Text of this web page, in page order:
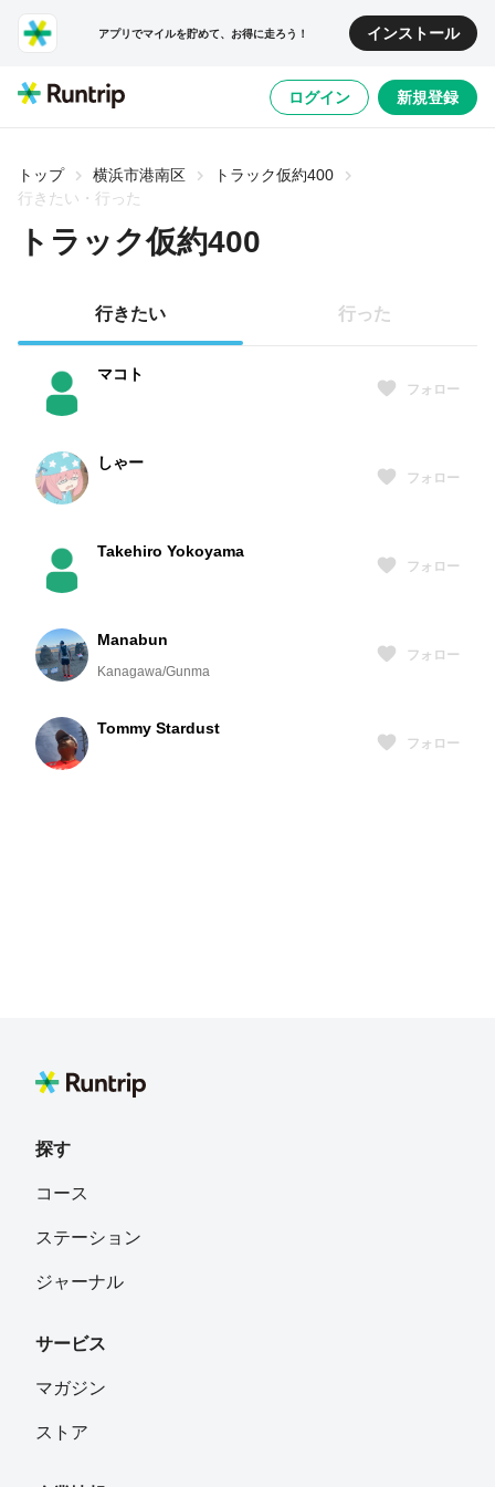
アプリでマイルを貯めて、お得に走ろう！ インストール
ログイン 新規登録
トップ 横浜市港南区
トラック仮約400
行きたい・行った
トラック仮約400
行きたい 行った
マコト
フォロー
しゃー
フォロー
Takehiro Yokoyama
フォロー
Manabun
Kanagawa/Gunma
フォロー
Tommy Stardust
フォロー
探す
コース
ステーション
ジャーナル
サービス
マガジン
ストア